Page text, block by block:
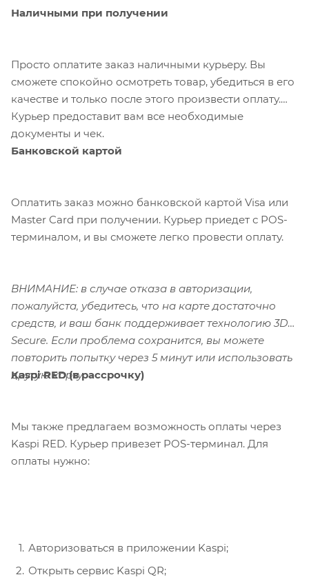
Наличными при получении
Просто оплатите заказ наличными курьеру. Вы
сможете спокойно осмотреть товар, убедиться в его
качестве и только после этого произвести оплату.
Курьер предоставит вам все необходимые
документы и чек.
Банковской картой
Оплатить заказ можно банковской картой Visa или
Master Card при получении. Курьер приедет с POS-
терминалом, и вы сможете легко провести оплату.
ВНИМАНИЕ: в случае отказа в авторизации,
пожалуйста, убедитесь, что на карте достаточно
средств, и ваш банк поддерживает технологию 3D-
Secure. Если проблема сохранится, вы можете
повторить попытку через 5 минут или использовать
другую карту.
Kaspi RED (в рассрочку)
Мы также предлагаем возможность оплаты через
Kaspi RED. Курьер привезет POS-терминал. Для
оплаты нужно:
Авторизоваться в приложении Kaspi;
Открыть сервис Kaspi QR;